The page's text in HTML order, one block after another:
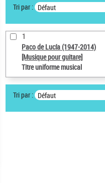
Tri par : Défaut
1
Paco de Lucía (1947-2014)
[Musique pour guitare]
Titre uniforme musical
Tri par : Défaut